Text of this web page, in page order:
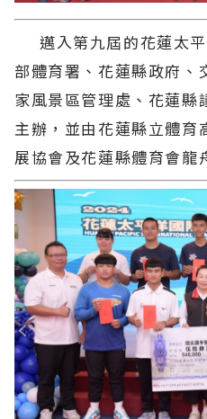
邁入第九屆的花蓮太平
部體育署、花蓮縣政府、
家風景區管理處、花蓮縣
主辦，並由花蓮縣立體育
展協會及花蓮縣體育會龍